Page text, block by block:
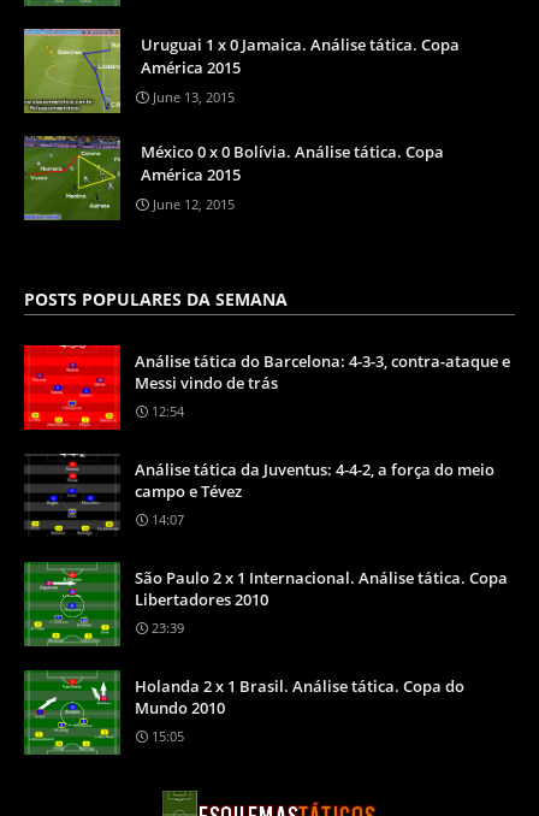
Uruguai 1 x 0 Jamaica. Análise tática. Copa
América 2015
June 13, 2015
México 0 x 0 Bolívia. Análise tática. Copa
América 2015
June 12, 2015
POSTS POPULARES DA SEMANA
Análise tática do Barcelona: 4-3-3, contra-ataque e
Messi vindo de trás
12:54
Análise tática da Juventus: 4-4-2, a força do meio
campo e Tévez
14:07
São Paulo 2 x 1 Internacional. Análise tática. Copa
Libertadores 2010
23:39
Holanda 2 x 1 Brasil. Análise tática. Copa do
Mundo 2010
15:05